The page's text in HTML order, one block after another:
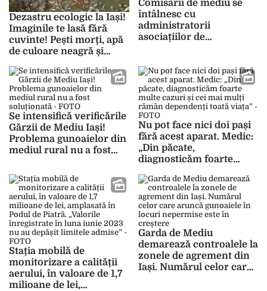
Dezastru ecologic la Iași!
Imaginile te lasă fără
cuvinte! Pești morți, apă
de culoare neagră și
„Poate fi vorba de un
incident de poluare” –
FOTO
Comisarii de mediu se
întâlnesc cu
administratorii
asociațiilor de
informare privind
colectarea selectivă
Se intensifică verificările
Gărzii de Mediu Iași!
Problema gunoaielor din
mediul rural nu a fost
Nu pot face nici doi pași
fără acest aparat. Medic:
„Din păcate,
diagnosticăm foarte
mulți rămân dependenți
toată viața” – FOTO
Stația mobilă de
monitorizare a calității
aerului, în valoare de 1,7
milioane de lei,
Garda de Mediu
demarează controalele la
zonele de agrement din
Iași. Numărul celor care